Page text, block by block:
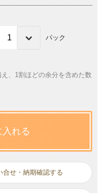
パック
、1割ほどの余分を含めた数
入れる
合せ・納期確認する